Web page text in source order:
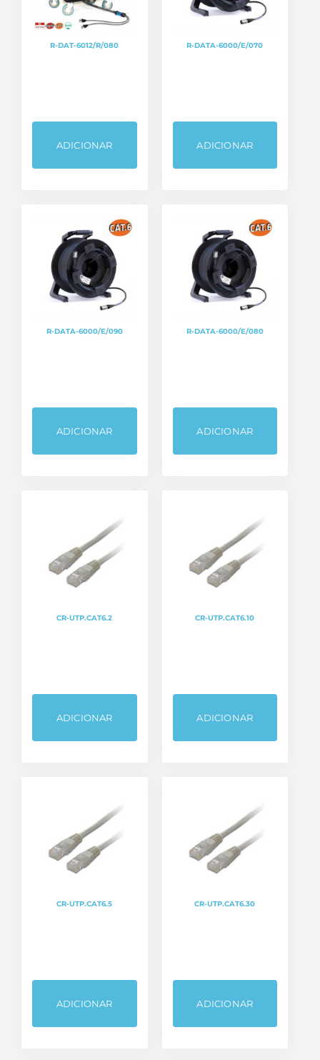
R-DAT-6012/R/080
ADICIONAR
R-DATA-6000/E/070
ADICIONAR
R-DATA-6000/E/090
ADICIONAR
R-DATA-6000/E/080
ADICIONAR
CR-UTP.CAT6.2
ADICIONAR
CR-UTP.CAT6.10
ADICIONAR
CR-UTP.CAT6.5
ADICIONAR
CR-UTP.CAT6.30
ADICIONAR